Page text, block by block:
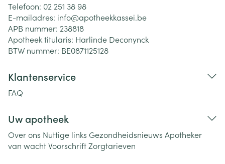
Telefoon: 02 251 38 98
E-mailadres: info@apotheekkassei.be
APB nummer: 238818
Apotheek titularis: Harlinde Deconynck
BTW nummer: BE0871125128
Klantenservice
FAQ
Uw apotheek
Over ons Nuttige links Gezondheidsnieuws Apotheker
van wachtVoorschriftZorgtarieven